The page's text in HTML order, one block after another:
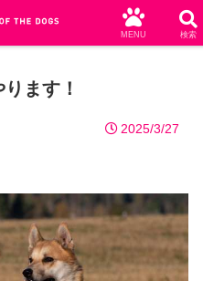
ます！
2025/3/27
MENU 検索